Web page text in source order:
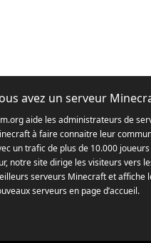
avez un serveur
aide les administrateurs de
à faire connaitre leur
un trafic de plus de 10.000
notre site dirige les visiteurs vers
serveurs Minecraft et affiche
serveurs en page d’accueil.